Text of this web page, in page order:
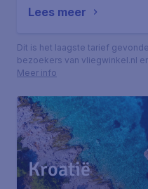
Lees meer
Dit is het laagste tarief
bezoekers van vliegwinkel.nl
Meer info
Kroatië